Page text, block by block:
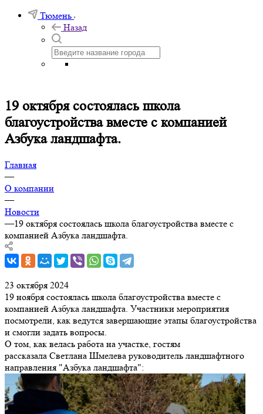
Тюмень
Назад
19 октября состоялась школа
благоустройства вместе с компанией
Азбука ландшафта.
Главная
—
О компании
—
Новости
—19 октября состоялась школа благоустройства вместе с
компанией Азбука ландшафта.
23 октября 2024
19 ноября состоялась школа благоустройства вместе с
компанией Азбука ландшафта. Участники мероприятия
посмотрели, как ведутся завершающие этапы благоустройства
и смогли задать вопросы.
О том, как велась работа на участке, гостям
рассказала Светлана Шмелева руководитель ландшафтного
направления "Азбука ландшафта":